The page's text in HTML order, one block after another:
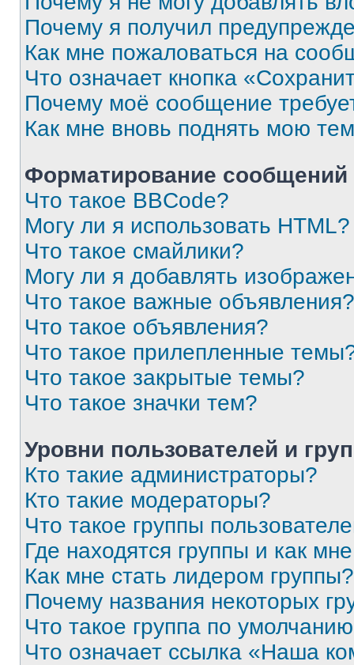
Почему я получил
Как мне пожаловаться на
Что означает кнопка
Почему моё сообщение
Как мне вновь поднять мою
Форматирование
Что такое BBCode?
Могу ли я использовать HTML?
Что такое смайлики?
Могу ли я добавлять
Что такое важные объявления?
Что такое объявления?
Что такое прилепленные
Что такое закрытые темы?
Что такое значки тем?
Уровни пользователей и
Кто такие администраторы?
Кто такие модераторы?
Что такое группы
Где находятся группы и как
Как мне стать лидером группы?
Почему названия некоторых
Что такое группа по
Что означает ссылка «Наша